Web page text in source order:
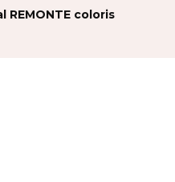
REMONTE coloris